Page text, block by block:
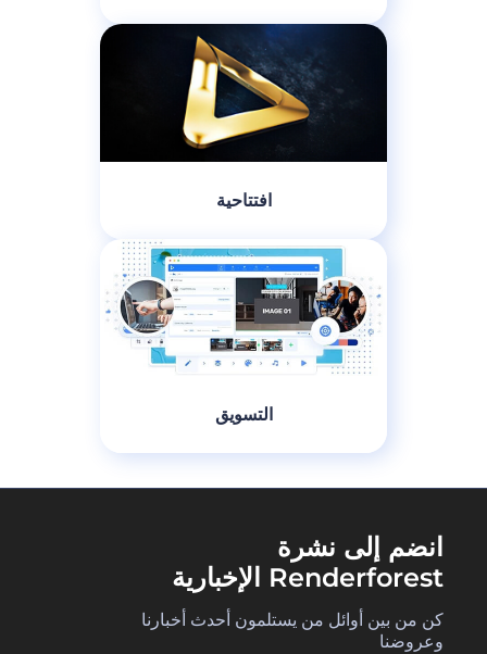
افتتاحية
التسويق
انضم إلى نشرة
Renderforest الإخبارية
كن من بين أوائل من يستلمون أحدث أخبارنا
وعروضنا